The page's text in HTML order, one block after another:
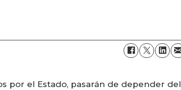
por el Estado, pasarán de depender del